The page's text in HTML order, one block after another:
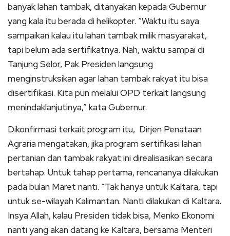
banyak lahan tambak, ditanyakan kepada Gubernur
yang kala itu berada di helikopter. “Waktu itu saya
sampaikan kalau itu lahan tambak milik masyarakat,
tapi belum ada sertifikatnya. Nah, waktu sampai di
Tanjung Selor, Pak Presiden langsung
menginstruksikan agar lahan tambak rakyat itu bisa
disertifikasi. Kita pun melalui OPD terkait langsung
menindaklanjutinya,” kata Gubernur.
Dikonfirmasi terkait program itu, Dirjen Penataan
Agraria mengatakan, jika program sertifikasi lahan
pertanian dan tambak rakyat ini direalisasikan secara
bertahap. Untuk tahap pertama, rencananya dilakukan
pada bulan Maret nanti. “Tak hanya untuk Kaltara, tapi
untuk se-wilayah Kalimantan. Nanti dilakukan di Kaltara.
Insya Allah, kalau Presiden tidak bisa, Menko Ekonomi
nanti yang akan datang ke Kaltara, bersama Menteri